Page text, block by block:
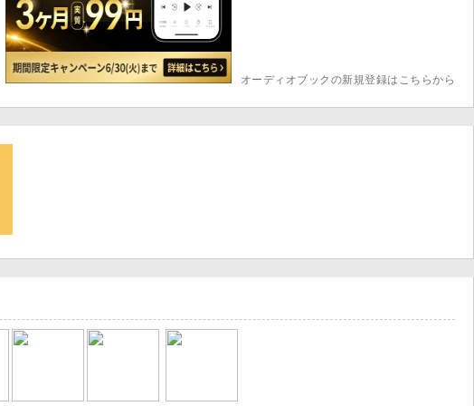
オーディオブックの新規登録はこちらから